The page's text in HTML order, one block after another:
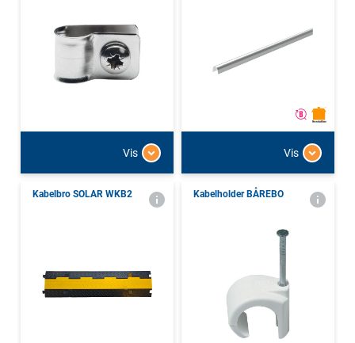
Vis Vis
Kabelbro SOLAR WKB2 Kabelholder BÅREBO